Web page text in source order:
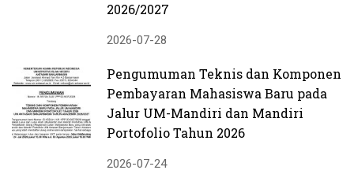
2026/2027
2026-07-28
Pengumuman Teknis dan Komponen
Pembayaran Mahasiswa Baru pada
Jalur UM-Mandiri dan Mandiri
Portofolio Tahun 2026
2026-07-24